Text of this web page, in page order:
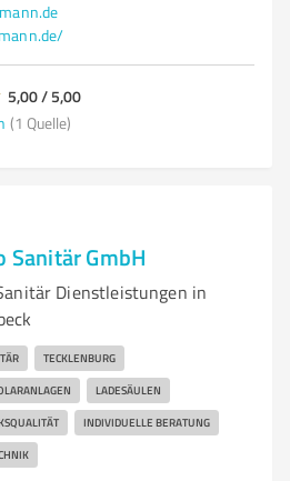
5,00 / 5,00
(1 Quelle)
Sanitär GmbH
Dienstleistungen in
TECKLENBURG
LADESÄULEN
INDIVIDUELLE BERATUNG